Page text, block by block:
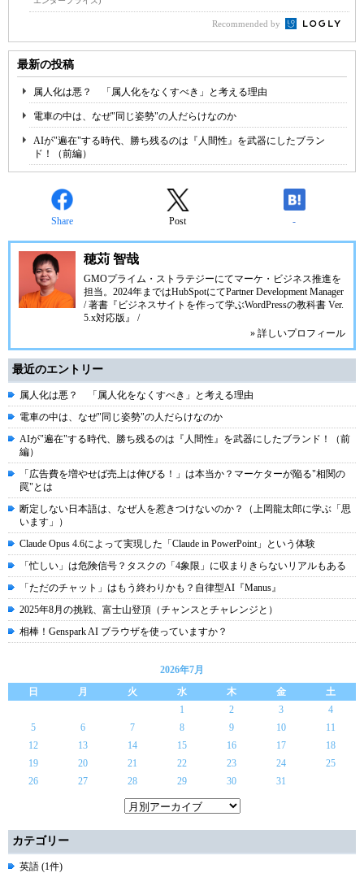
Recommended by
最新の投稿
属人化は悪？ 「属人化をなくすべき」と考える理由
電車の中は、なぜ"同じ姿勢"の人だらけなのか
AIが"遍在"する時代、勝ち残るのは『人間性』を武器にしたブラン
ド！（前編）
Share Post -
穂苅 智哉
GMOプライム・ストラテジーにてマーケ・ビジネス推進を
担当。2024年まではHubSpotにてPartner Development Manager
/ 著書『ビジネスサイトを作って学ぶWordPressの教科書 Ver.
5.x対応版』 /
» 詳しいプロフィール
最近のエントリー
属人化は悪？ 「属人化をなくすべき」と考える理由
電車の中は、なぜ"同じ姿勢"の人だらけなのか
AIが"遍在"する時代、勝ち残るのは『人間性』を武器にしたブランド！（前
編）
「広告費を増やせば売上は伸びる！」は本当か？マーケターが陥る"相関の
罠"とは
断定しない日本語は、なぜ人を惹きつけないのか？（上岡龍太郎に学ぶ「思
います」）
Claude Opus 4.6によって実現した「Claude in PowerPoint」という体験
「忙しい」は危険信号？タスクの「4象限」に収まりきらないリアルもある
「ただのチャット」はもう終わりかも？自律型AI『Manus』
2025年8月の挑戦、富士山登頂（チャンスとチャレンジと）
相棒！Genspark AI ブラウザを使っていますか？
2026年7月
日
月 火 水 木 金
土
1
2 3
4
5
6 7 8 9 10
11
12
13 14 15 16 17
18
19
20 21 22 23 24
25
26
27 28 29 30 31
カテゴリー
英語 (1件)